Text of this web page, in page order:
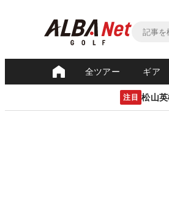
全ツアー ギア
注目 松山